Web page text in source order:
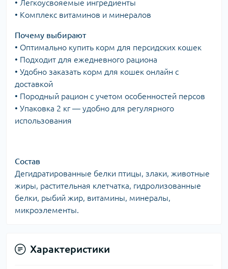
• Легкоусвояемые ингредиенты
• Комплекс витаминов и минералов
Почему выбирают
• Оптимально купить корм для персидских кошек
• Подходит для ежедневного рациона
• Удобно заказать корм для кошек онлайн с
доставкой
• Породный рацион с учетом особенностей персов
• Упаковка 2 кг — удобно для регулярного
использования
Состав
Дегидратированные белки птицы, злаки, животные
жиры, растительная клетчатка, гидролизованные
белки, рыбий жир, витамины, минералы,
микроэлементы.
Характеристики